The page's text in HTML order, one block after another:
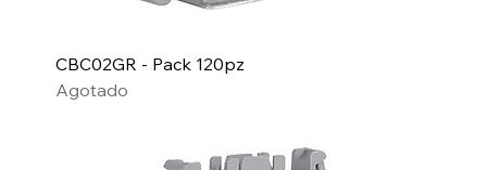
CBC02GR - Pack 120pz
Agotado